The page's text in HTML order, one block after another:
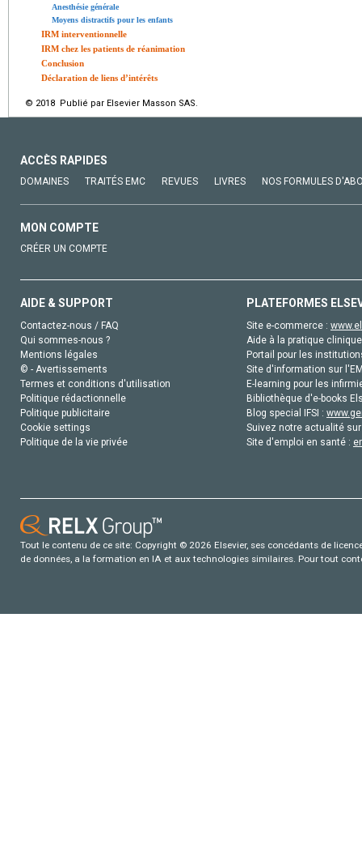
Anesthésie générale
Moyens distractifs pour les enfants
IRM interventionnelle
IRM chez les patients de réanimation
Conclusion
Déclaration de liens d’intérêts
© 2018 Publié par Elsevier Masson SAS.
ACCÈS RAPIDES
DOMAINES TRAITÉS EMC REVUES LIVRES NOS FORMULES
MON COMPTE
CRÉER UN COMPTE
AIDE & SUPPORT
Contactez-nous / FAQ
Qui sommes-nous ?
Mentions légales
© - Avertissements
Termes et conditions d'utilisation
Politique rédactionnelle
Politique publicitaire
Cookie settings
Politique de la vie privée
PLATEFORMES
Site e-commerce :
Aide à la pratique
Portail pour les
Site d'information sur
E-learning pour les
Bibliothèque d'e-books
Blog special IFSI :
Suivez notre actualité
Site d'emploi en santé :
Tout le contenu de ce site: Copyright © 2026 Elsevier, ses concédants de
de données, a la formation en IA et aux technologies similaires. Pour tout